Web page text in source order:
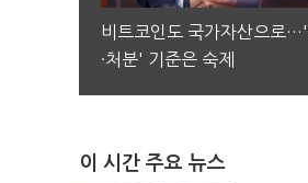
비트코인도 국가자산으로…'
·처분' 기준은 숙제
이 시간 주요 뉴스